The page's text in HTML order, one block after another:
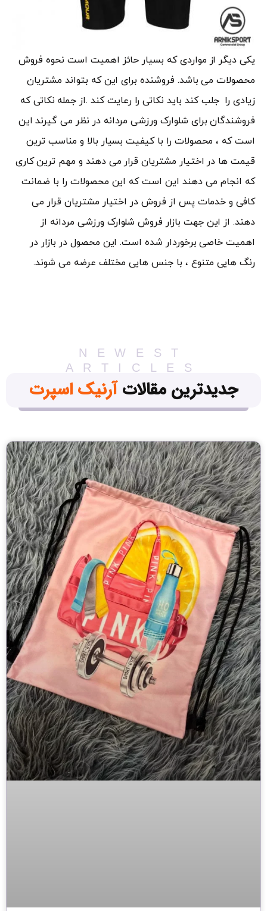
یکی دیگر از مواردی که بسیار حائز اهمیت است نحوه فروش
محصولات می باشد. فروشنده برای این که بتواند مشتریان
زیادی را جلب کند باید نکاتی را رعایت کند .از جمله نکاتی که
فروشندگان برای شلوارک ورزشی مردانه در نظر می گیرند این
است که ، محصولات را با کیفیت بسیار بالا و مناسب ترین
قیمت ها در اختیار مشتریان قرار می دهند و مهم ترین کاری
که انجام می دهند این است که این محصولات را با ضمانت
کافی و خدمات پس از فروش در اختیار مشتریان قرار می
دهند. از این جهت بازار فروش شلوارک ورزشی مردانه از
اهمیت خاصی برخوردار شده است. این محصول در بازار در
رنگ هایی متنوع ، با جنس هایی مختلف عرضه می شوند.
NEWEST
ARTICLES
جدیدترین مقالاتآرنیک اسپرت